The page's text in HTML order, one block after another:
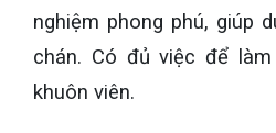
nghiệm phong phú, giúp
chán. Có đủ việc để
khuôn viên.